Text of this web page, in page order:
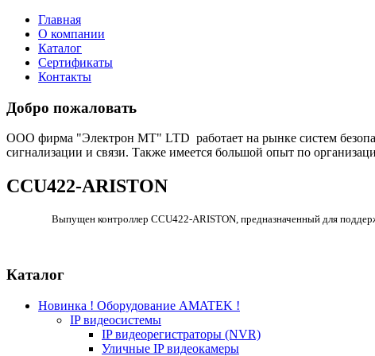
Главная
О компании
Каталог
Сертификаты
Контакты
Добро пожаловать
ООО фирма "Электрон МТ" LTD работает на рынке систем
сигнализации и связи. Также имеется большой опыт по
CCU422-ARISTON
Выпущен контроллер CCU422-ARISTON, предназначенный для
Каталог
Новинка ! Оборудование AMATEK !
IP видеосистемы
IP видеорегистраторы (NVR)
Уличные IP видеокамеры